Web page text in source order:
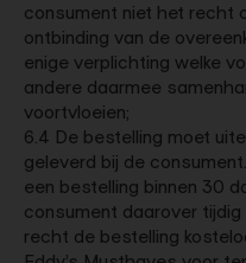
consument niet het recht
ontbinding van de
enige verplichting welke
andere daarmee
voortvloeien;
6.4 De bestelling moet
geleverd bij de
een bestelling binnen 30
consument daarover
recht de bestelling